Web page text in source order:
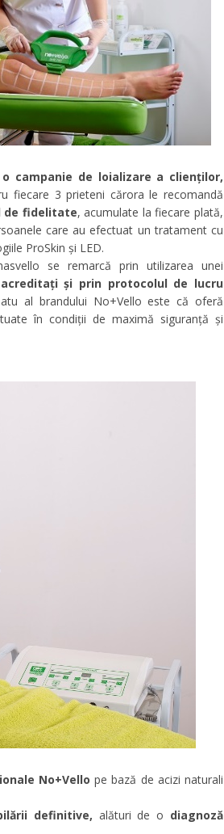
o campanie de loializare a clienților,
fiecare 3 prieteni cărora le recomandă
de fidelitate, acumulate la fiecare plată,
care au efectuat un tratament cu
ProSkin și LED.
se remarcă prin utilizarea unei
și prin protocolul de lucru
al brandului No+Vello este că oferă
în condiții de maximă siguranță și
No+Vello pe bază de acizi naturali
definitive, alături de o diagnoză